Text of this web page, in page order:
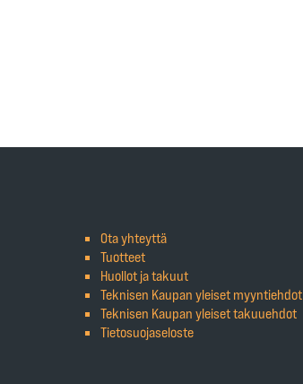
Ota yhteyttä
Tuotteet
Huollot ja takuut
Teknisen Kaupan yleiset myyntiehdot
Teknisen Kaupan yleiset takuuehdot
Tietosuojaseloste